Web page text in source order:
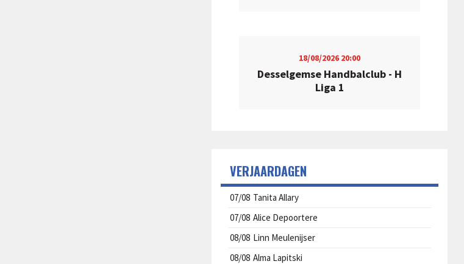
18/08/2026 20:00
Desselgemse Handbalclub - H
Liga 1
VERJAARDAGEN
07/08 Tanita Allary
07/08 Alice Depoortere
08/08 Linn Meulenijser
08/08 Alma Lapitski